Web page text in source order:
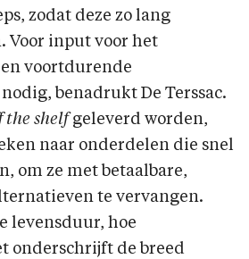
zodat deze zo lang
Voor input voor het
voortdurende
benadrukt De Terssac.
the shelfgeleverd worden,
naar onderdelen die snel
om ze met betaalbare,
te vervangen.
levensduur, hoe
onderschrijft de breed